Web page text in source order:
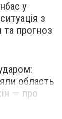
у
з
та прогноз
область
— про